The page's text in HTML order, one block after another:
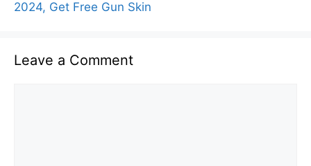
2024, Get Free Gun Skin
Leave a Comment